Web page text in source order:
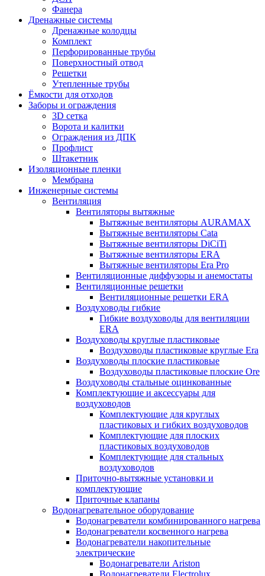
Фанера
Дренажные системы
Дренажные колодцы
Комплект
Перфорированные трубы
Поверхностный отвод
Решетки
Утепленные трубы
Ёмкости для отходов
Заборы и ограждения
3D сетка
Ворота и калитки
Ограждения из ДПК
Профлист
Штакетник
Изоляционные пленки
Мембрана
Инженерные системы
Вентиляция
Вентиляторы вытяжные
Вытяжные вентиляторы AURAMAX
Вытяжные вентиляторы Cata
Вытяжные вентиляторы DiCiTi
Вытяжные вентиляторы ERA
Вытяжные вентиляторы Era Pro
Вентиляционные диффузоры и анемостаты
Вентиляционные решетки
Вентиляционные решетки ERA
Воздуховоды гибкие
Гибкие воздуховоды для вентиляции
ERA
Воздуховоды круглые пластиковые
Воздуховоды пластиковые круглые Era
Воздуховоды плоские пластиковые
Воздуховоды пластиковые плоские Ore
Воздуховоды стальные оцинкованные
Комплектующие и аксессуары для
воздуховодов
Комплектующие для круглых
пластиковых и гибких воздуховодов
Комплектующие для плоских
пластиковых воздуховодов
Комплектующие для стальных
воздуховодов
Приточно-вытяжные установки и
комплектующие
Приточные клапаны
Водонагревательное оборудование
Водонагреватели комбинированного нагрева
Водонагреватели косвенного нагрева
Водонагреватели накопительные
электрические
Водонагреватели Ariston